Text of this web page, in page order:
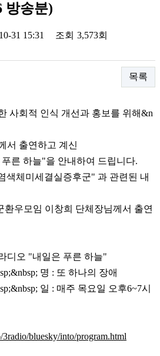
방송분)
31 15:31 조회 3,573회
목록
사회적 인식 개선과 홍보를 위해&n
서 출연하고 계신
른 하늘"을 안내하여 드립니다.
색체미세결실증후군" 과 관련된 내
환우모임 이창희 단체장님께서 출연
디오 "내일은 푸른 하늘"
명 : 또 하나의 장애
일 : 매주 목요일 오후6~7시
bluesky/into/program.html